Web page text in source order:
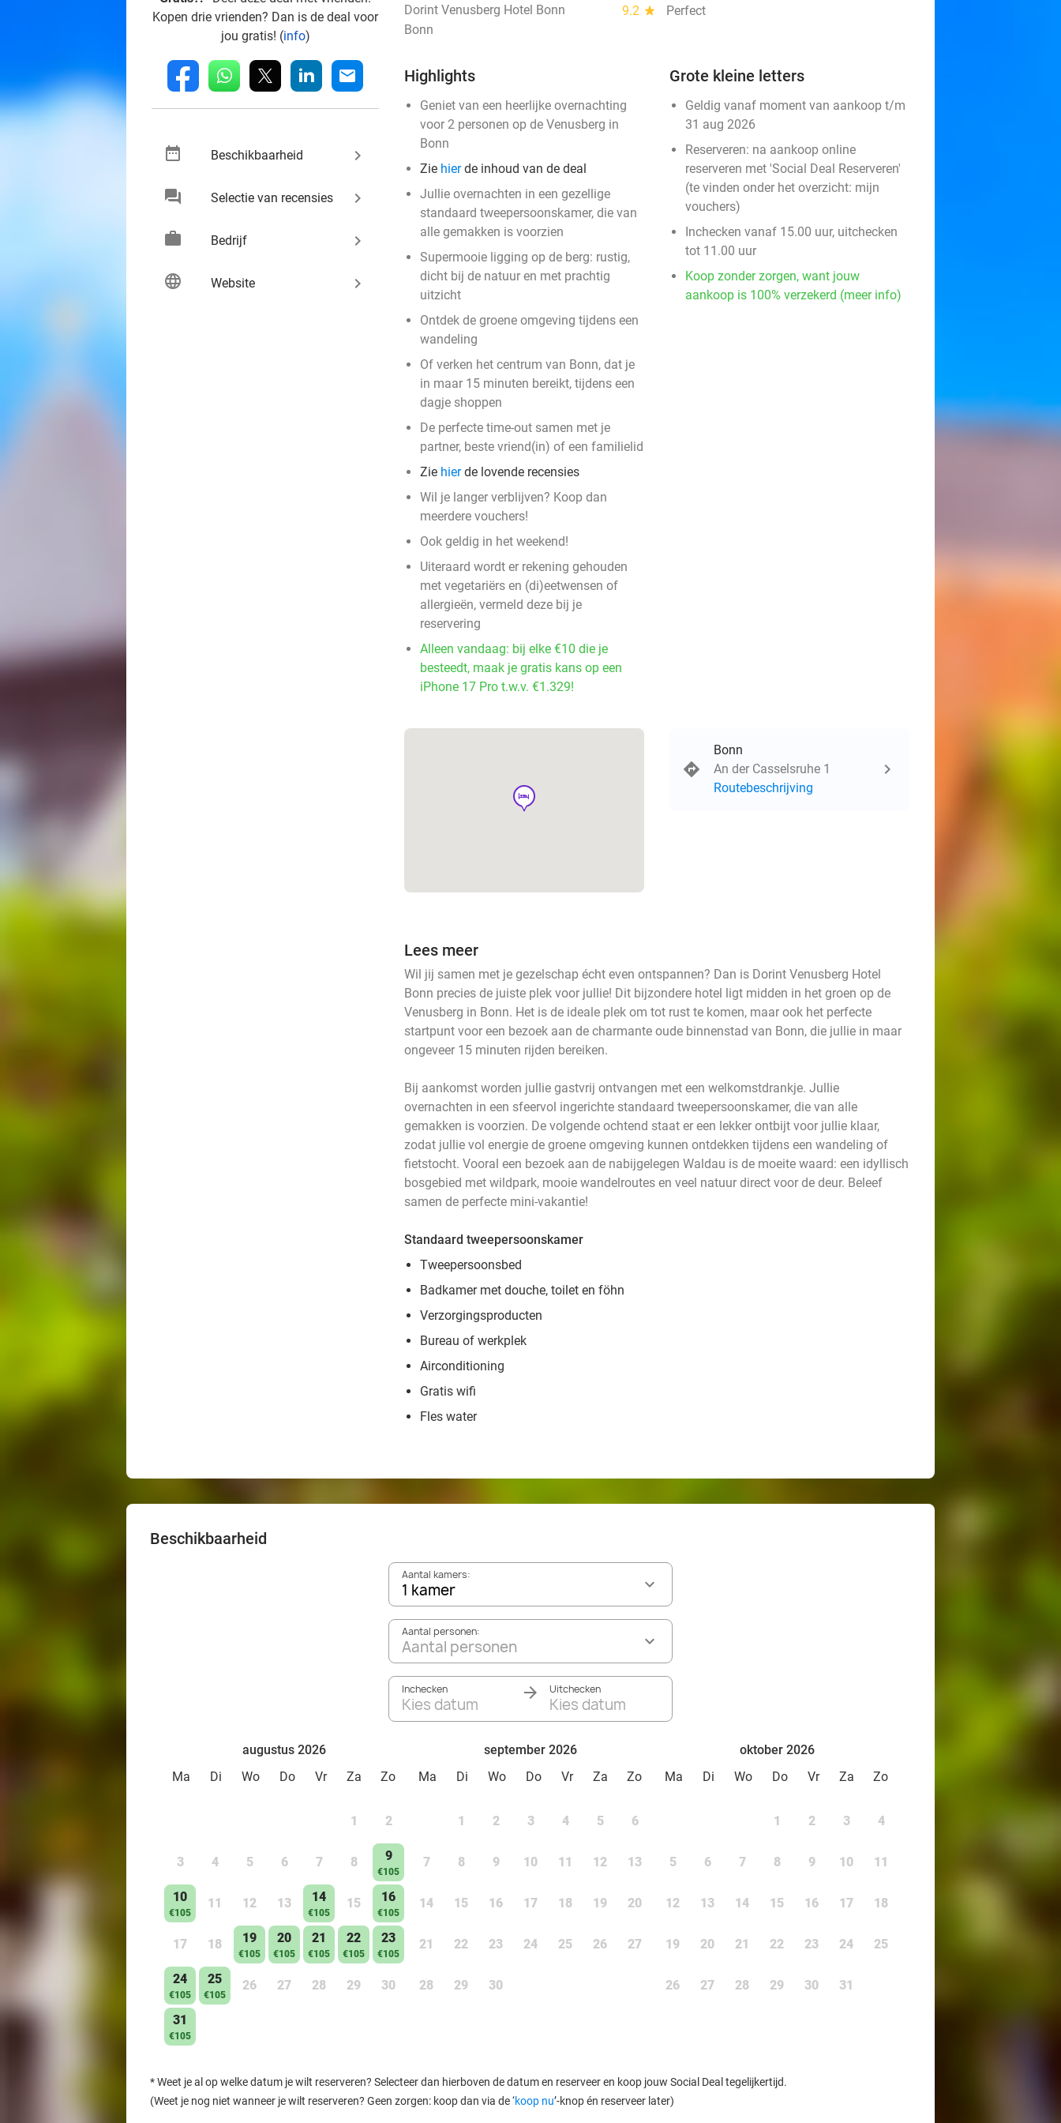
Kopen drie vrienden? Dan is de deal voor
jou gratis! (info)
fb whatsapp linkedin mail
date_range Beschikbaarheid keyboard_arrow_right
chat Selectie van recensies keyboard_arrow_right
work Bedrijf keyboard_arrow_right
language Website keyboard_arrow_right
Dorint Venusberg Hotel Bonn 9.2 star
Perfect
Bonn
Highlights
Geniet van een heerlijke overnachting
voor 2 personen op de Venusberg in
Bonn
Zie hierde inhoud van de deal
Jullie overnachten in een gezellige
standaard tweepersoonskamer, die van
alle gemakken is voorzien
Supermooie ligging op de berg: rustig,
dicht bij de natuur en met prachtig
uitzicht
Ontdek de groene omgeving tijdens een
wandeling
Of verken het centrum van Bonn, dat je
in maar 15 minuten bereikt, tijdens een
dagje shoppen
De perfecte time-out samen met je
partner, beste vriend(in) of een familielid
Zie hierde lovende recensies
Wil je langer verblijven? Koop dan
meerdere vouchers!
Ook geldig in het weekend!
Uiteraard wordt er rekening gehouden
met vegetariërs en (di)eetwensen of
allergieën, vermeld deze bij je
reservering
Alleen vandaag: bij elke €10 die je
besteedt, maak je gratis kans op een
iPhone 17 Pro t.w.v. €1.329!
Grote kleine letters
Geldig vanaf moment van aankoop t/m
31 aug 2026
Reserveren: na aankoop online
reserveren met 'Social Deal Reserveren'
(te vinden onder het overzicht: mijn
vouchers)
Inchecken vanaf 15.00 uur, uitchecken
tot 11.00 uur
Koop zonder zorgen, want jouw
aankoop is 100% verzekerd (meer info)
hotel
Bonn
An der Casselsruhe 1
Routebeschrijving
Lees meer
Wil jij samen met je gezelschap écht even ontspannen? Dan is Dorint Venusberg Hotel
Bonn precies de juiste plek voor jullie! Dit bijzondere hotel ligt midden in het groen op de
Venusberg in Bonn. Het is de ideale plek om tot rust te komen, maar ook het perfecte
startpunt voor een bezoek aan de charmante oude binnenstad van Bonn, die jullie in maar
ongeveer 15 minuten rijden bereiken.
Bij aankomst worden jullie gastvrij ontvangen met een welkomstdrankje. Jullie
overnachten in een sfeervol ingerichte standaard tweepersoonskamer, die van alle
gemakken is voorzien. De volgende ochtend staat er een lekker ontbijt voor jullie klaar,
zodat jullie vol energie de groene omgeving kunnen ontdekken tijdens een wandeling of
fietstocht. Vooral een bezoek aan de nabijgelegen Waldau is de moeite waard: een idyllisch
bosgebied met wildpark, mooie wandelroutes en veel natuur direct voor de deur. Beleef
samen de perfecte mini-vakantie!
Standaard tweepersoonskamer
Tweepersoonsbed
Badkamer met douche, toilet en föhn
Verzorgingsproducten
Bureau of werkplek
Airconditioning
Gratis wifi
Fles water
Beschikbaarheid
Aantal kamers:
1 kamer
Aantal personen:
Aantal personen
Inchecken
Kies datum
Uitchecken
Kies datum
augustus 2026
Ma
Di Wo Do Vr Za Zo
1 2
3 4 5 6 7 8 9
€105
10
€105
11 12 13 14
€105
15 16
€105
17 18 19
€105
20
€105
21
€105
22
€105
23
€105
24
€105
25
€105
26 27 28 29 30
31
€105
september 2026
Ma
Di Wo Do Vr Za Zo
1 2 3 4 5 6
7 8 9 10 11 12 13
14 15 16 17 18 19 20
21 22 23 24 25 26 27
28 29 30
oktober 2026
Ma
Di Wo Do Vr Za Zo
1 2 3 4
5 6 7 8 9 10 11
12 13 14 15 16 17 18
19 20 21 22 23 24 25
26 27 28 29 30 31
*Weet je al op welke datum je wilt reserveren? Selecteer dan hierboven de datum en reserveer en koop jouw Social Deal tegelijkertijd.
(Weet je nog niet wanneer je wilt reserveren? Geen zorgen: koop dan via de ‘koop nu’-knop én reserveer later)